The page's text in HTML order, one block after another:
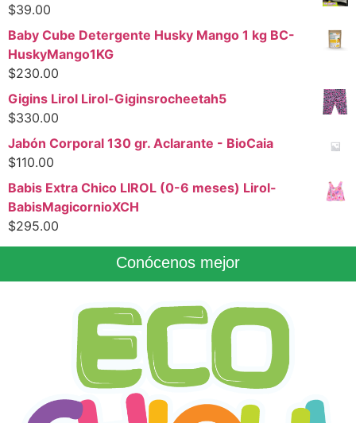
$39.00
Baby Cube Detergente Husky Mango 1 kg BC-
HuskyMango1KG
$230.00
Gigins Lirol Lirol-Giginsrocheetah5
$330.00
Jabón Corporal 130 gr. Aclarante - BioCaia
$110.00
Babis Extra Chico LIROL (0-6 meses) Lirol-
BabisMagicornioXCH
$295.00
Conócenos mejor